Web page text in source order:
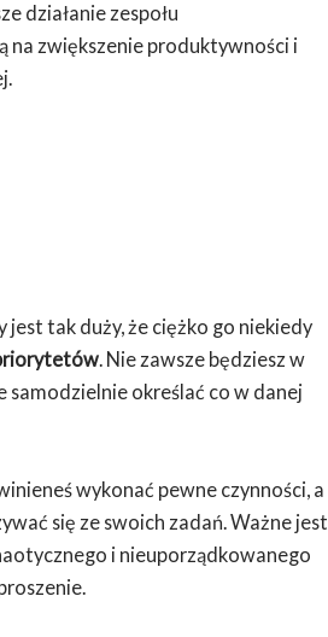
działanie zespołu
na zwiększenie produktywności i
tak duży, że ciężko go niekiedy
. Nie zawsze będziesz w
samodzielnie określać co w danej
wykonać pewne czynności, a
się ze swoich zadań. Ważne jest
i nieuporządkowanego